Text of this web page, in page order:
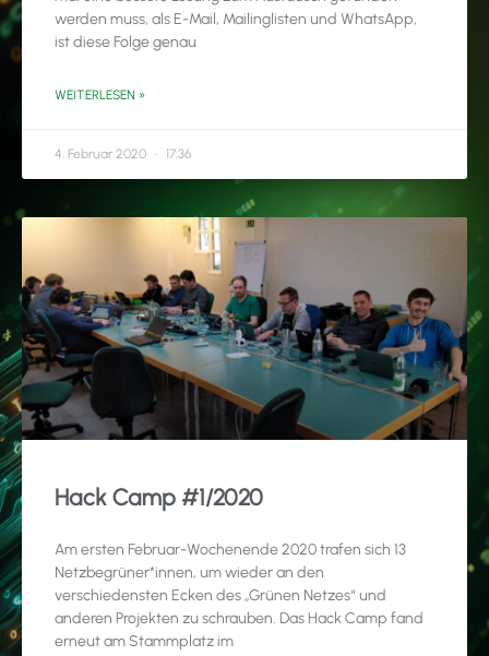
werden muss, als E-Mail, Mailinglisten und WhatsApp,
ist diese Folge genau
WEITERLESEN »
4. Februar 2020 17:36
Hack Camp #1/2020
Am ersten Februar-Wochenende 2020 trafen sich 13
Netzbegrüner*innen, um wieder an den
verschiedensten Ecken des „Grünen Netzes“ und
anderen Projekten zu schrauben. Das Hack Camp fand
erneut am Stammplatz im